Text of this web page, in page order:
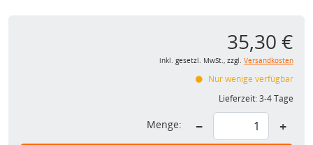
35,30 €
inkl. gesetzl. MwSt., zzgl. Versandkosten
Nur wenige verfügbar
Lieferzeit:3-4 Tage
Menge: − +